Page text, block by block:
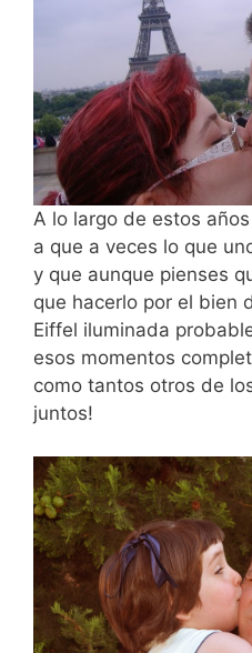
A lo largo de estos
a que a veces lo que
y que aunque pienses
que hacerlo por el bien
Eiffel iluminada
esos momentos
como tantos otros de
juntos!